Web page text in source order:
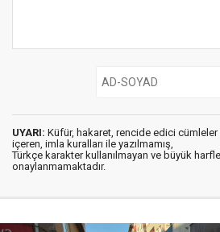
UYARI: Küfür, hakaret, rencide edici cümleler
içeren, imla kuralları ile yazılmamış,
Türkçe karakter kullanılmayan ve büyük
onaylanmamaktadır.